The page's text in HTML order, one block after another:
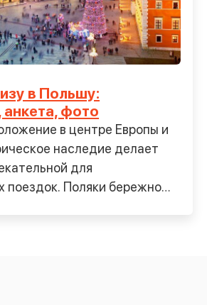
в Польшу:
фото
в центре Европы и
наследие делает
для
поездок. Поляки бережно